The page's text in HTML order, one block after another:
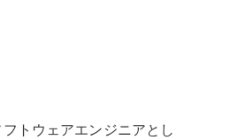
トウェアエンジニアとし